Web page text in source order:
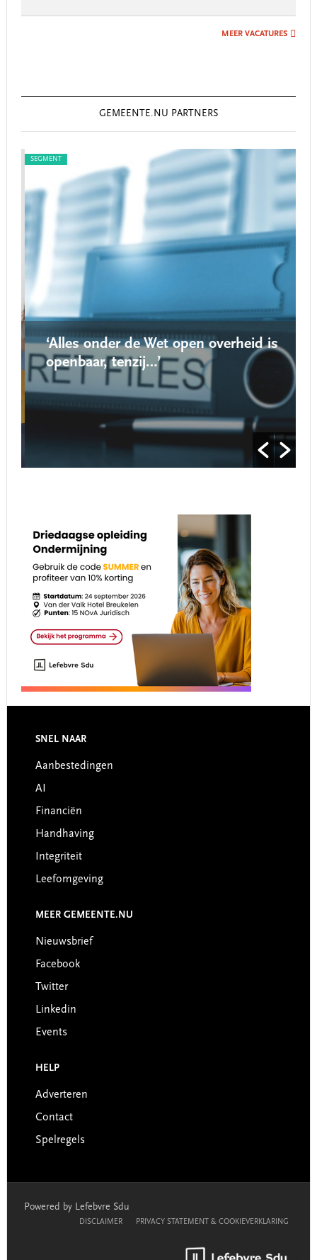
MEER VACATURES
GEMEENTE.NU PARTNERS
SEGMENT
‘Alles onder de Wet open overheid is
openbaar, tenzij…’
Footer
SNEL NAAR
Aanbestedingen
AI
Financiën
Handhaving
Integriteit
Leefomgeving
MEER GEMEENTE.NU
Nieuwsbrief
Facebook
Twitter
Linkedin
Events
HELP
Adverteren
Contact
Spelregels
Powered by Lefebvre Sdu
DISCLAIMER PRIVACY STATEMENT & COOKIEVERKLARING